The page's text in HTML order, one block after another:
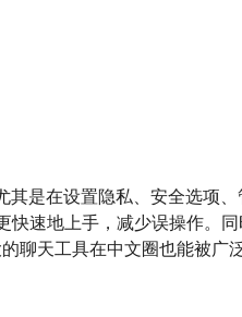
是在设置隐私、安全选项
速地上手，减少误操作。
聊天工具在中文圈也能被广泛